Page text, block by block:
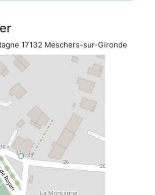
17132 Meschers-sur-Gironde